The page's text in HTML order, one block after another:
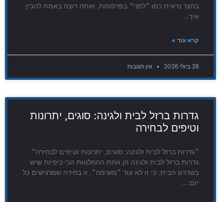
בחצר נראית כמו ״לפני״ בפרסומת, ואתה רוצה באמת להבין
איך…
קרא עוד »
28 ביולי 2026 אין תגובות
גדרות ברזל לבית ולגינה: סוגים, יתרונות
וטיפים לבחירה
״גדרות ברזל לבית ולגינה: סוגים, יתרונות וטיפים לבחירה״
גדרות ברזל לבית ולגינה הן אחת ההחלטות הכי כיפיות שיש
בשדרוג הבית. כי זו לא עוד ״משימה״. זו בחירה שמרגישים כל
יום:…